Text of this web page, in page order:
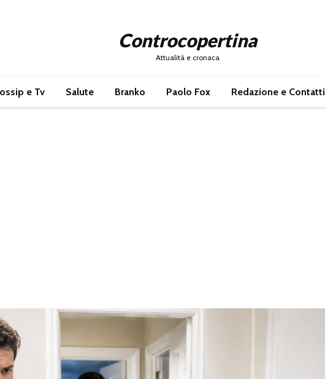
Controcopertina
Attualità e cronaca
e Tv Salute Branko Paolo Fox Redazione e Contatti